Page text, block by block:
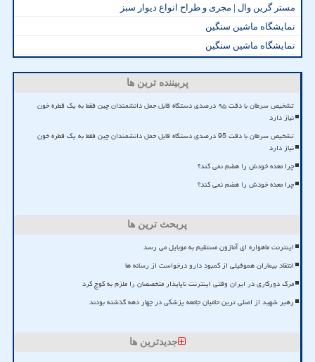
مستر گرین وال | مجری و طراح انواع دیوار سبز
نمایشگاه ماشین سنگین
نمایشگاه ماشین سنگین
پربیننده ترین ها
تشخیص سرطان با دقت ۹۵ درصدی دستگاه قابل حمل دانشمندان چین فقط به یک قطره خون
نیاز دارد
تشخیص سرطان با دقت 95 درصدی دستگاه قابل حمل دانشمندان چین فقط به یک قطره خون
نیاز دارد
چرا معده خودش را هضم نمی کند؟
چرا معده خودش را هضم نمی کند؟
پربحث ترین ها
اینترنت ماهواره ای آمازون مستقیم به موبایل می رسد
انتقاد بیماران هموفیلی از کمبود دارو درخواست از رسانه ها
مرگ دورکاری در ایران وقتی اینترنت ناپایدار متخصصان را ملزم به کوچ کرد
رهبر شهید از اصلی ترین حامیان جامعه پزشکی در چهار دهه گذشته بودند
جدیدترین ها